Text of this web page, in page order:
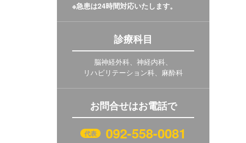
※急患は24時間対応いたします。
診療科目
脳神経外科、神経内科、
リハビリテーション科、麻酔科
お問合せはお電話で
代表 092-558-0081